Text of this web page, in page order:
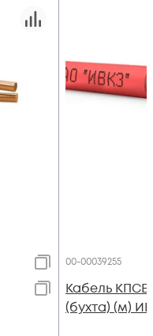
00-00039255
Кабель
(бухта) (м)